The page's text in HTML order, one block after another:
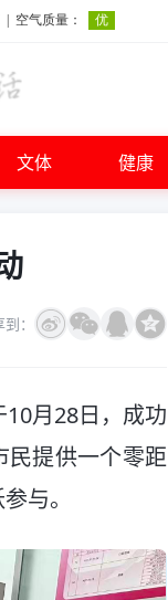
文体 健康
：
月28日，成功
民提供一个零距
与。